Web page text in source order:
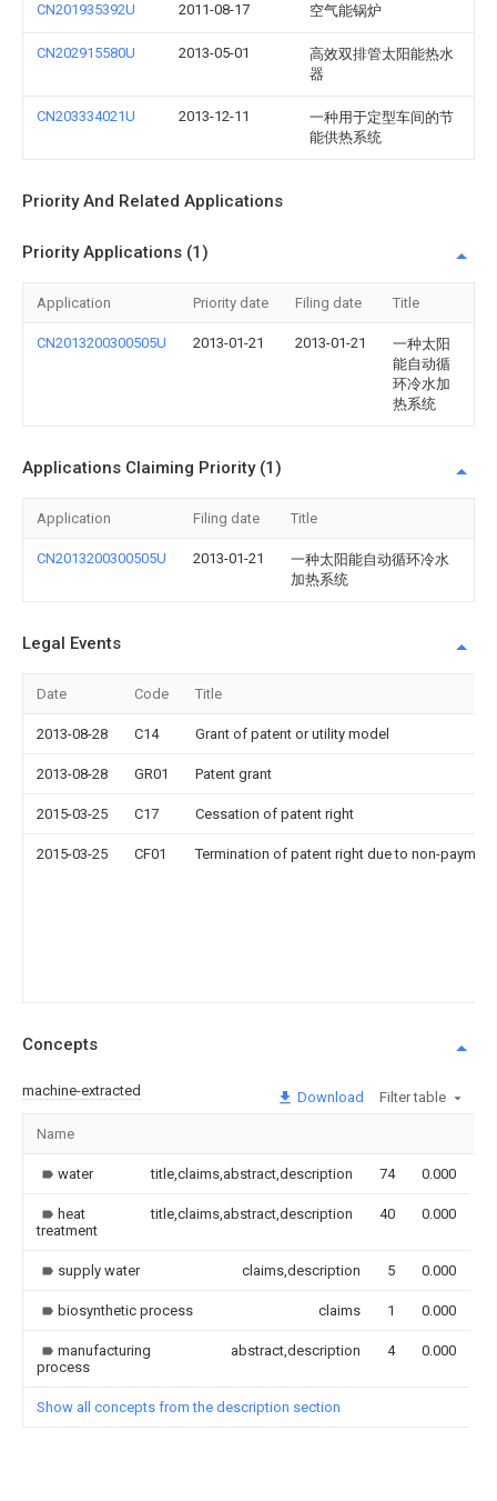
CN201935392U 2011-08-17 空气能锅炉
CN202915580U 2013-05-01
高效双排管太阳能热水
器
CN203334021U 2013-12-11
一种用于定型车间的节
能供热系统
Priority And Related Applications
Priority Applications (1)
Application Priority date Filing date Title
CN2013200300505U 2013-01-21 2013-01-21
一种太阳
能自动循
环冷水加
热系统
Applications Claiming Priority (1)
Application Filing date Title
CN2013200300505U 2013-01-21
一种太阳能自动循环冷水
加热系统
Legal Events
Date Code Title
2013-08-28 C14 Grant of patent or utility model
2013-08-28 GR01 Patent grant
2015-03-25 C17 Cessation of patent right
2015-03-25 CF01 Termination of patent right due to non-
Concepts
machine-extracted Download Filter table
Name
water title,claims,abstract,description 74 0.000
heat
treatment
title,claims,abstract,description 40 0.000
supply water claims,description 5 0.000
biosynthetic process claims 1 0.000
manufacturing
process
abstract,description 4 0.000
Show all concepts from the description section